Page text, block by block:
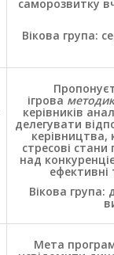
саморозвитку
Вікова група:
ігрова
керівників
делегувати
керівництва,
стресові стани
над
ефективні
Вікова група:
Мета